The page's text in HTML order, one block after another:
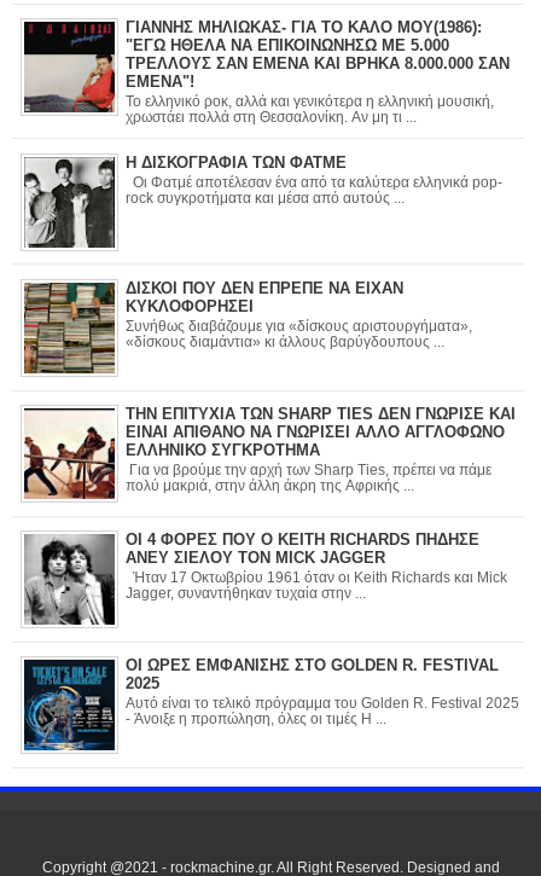
ΓΙΑΝΝΗΣ ΜΗΛΙΩΚΑΣ- ΓΙΑ ΤΟ ΚΑΛΟ ΜΟΥ(1986):
"ΕΓΩ ΗΘΕΛΑ ΝΑ ΕΠΙΚΟΙΝΩΝΗΣΩ ΜΕ 5.000
ΤΡΕΛΛΟΥΣ ΣΑΝ ΕΜΕΝΑ ΚΑΙ ΒΡΗΚΑ 8.000.000 ΣΑΝ
ΕΜΕΝΑ"!
Το ελληνικό ροκ, αλλά και γενικότερα η ελληνική μουσική,
χρωστάει πολλά στη Θεσσαλονίκη. Αν μη τι ...
Η ΔΙΣΚΟΓΡΑΦΙΑ ΤΩΝ ΦΑΤΜΕ
Οι Φατμέ αποτέλεσαν ένα από τα καλύτερα ελληνικά pop-
rock συγκροτήματα και μέσα από αυτούς ...
ΔΙΣΚΟΙ ΠΟΥ ΔΕΝ ΕΠΡΕΠΕ ΝΑ ΕΙΧΑΝ
ΚΥΚΛΟΦΟΡΗΣΕΙ
Συνήθως διαβάζουμε για «δίσκους αριστουργήματα»,
«δίσκους διαμάντια» κι άλλους βαρύγδουπους ...
ΤΗΝ ΕΠΙΤΥΧΙΑ ΤΩΝ SHARP TIES ΔΕΝ ΓΝΩΡΙΣΕ ΚΑΙ
ΕΙΝΑΙ ΑΠΙΘΑΝΟ ΝΑ ΓΝΩΡΙΣΕΙ ΑΛΛΟ ΑΓΓΛΟΦΩΝΟ
ΕΛΛΗΝΙΚΟ ΣΥΓΚΡΟΤΗΜΑ
Για να βρούμε την αρχή των Sharp Ties, πρέπει να πάμε
πολύ μακριά, στην άλλη άκρη της Αφρικής ...
ΟΙ 4 ΦΟΡΕΣ ΠΟΥ Ο KEITH RICHARDS ΠΗΔΗΣΕ
ΑΝΕΥ ΣΙΕΛΟΥ ΤΟΝ MICK JAGGER
Ήταν 17 Οκτωβρίου 1961 όταν οι Keith Richards και Mick
Jagger, συναντήθηκαν τυχαία στην ...
ΟΙ ΩΡΕΣ ΕΜΦΑΝΙΣΗΣ ΣΤΟ GOLDEN R. FESTIVAL
2025
Αυτό είναι το τελικό πρόγραμμα του Golden R. Festival 2025
- Άνοιξε η προπώληση, όλες οι τιμές Η ...
Copyright @2021 - rockmachine.gr. All Right Reserved. Designed and